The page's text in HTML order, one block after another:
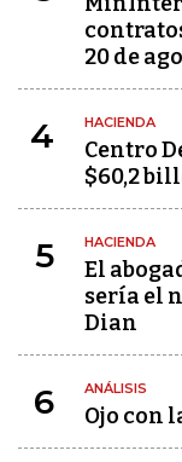
20 de
4 HACIENDA
Centro
$60,2
5 HACIENDA
El
sería el
Dian
6 ANÁLISIS
Ojo con